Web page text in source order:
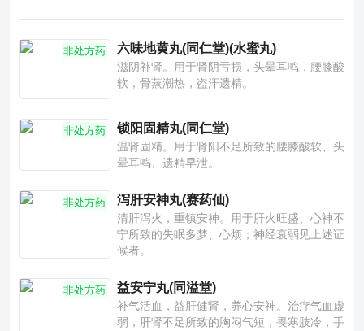
非处方药 六味地黄丸(同仁堂)(水蜜丸)
滋阴补肾。用于肾阴亏损，头晕耳鸣，腰膝酸
软，骨蒸潮热，盗汗遗精。
非处方药 锁阳固精丸(同仁堂)
温肾固精。用于肾阳不足所致的腰膝酸软、头
晕耳鸣、遗精早泄。
非处方药 泻肝安神丸(赛药仙)
清肝泻火，重镇安神。用于肝火旺盛、心神不
宁所致的失眠多梦、心烦；神经衰弱见上述证
候者。
非处方药 益安宁丸(同溢堂)
补气活血，益肝健肾，养心安神。治疗气血虚
弱，肝肾不足所致的胸闷气短，畏寒肢冷，手